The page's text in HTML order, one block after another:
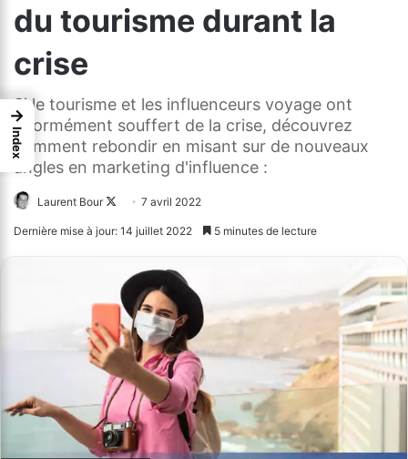
du tourisme durant la
crise
Si le tourisme et les influenceurs voyage ont
énormément souffert de la crise, découvrez
comment rebondir en misant sur de nouveaux
angles en marketing d'influence :
Laurent Bour
Follow7 avril 2022
Dernière mise à jour: 14 juillet 2022 5 minutes de lecture
→
Index